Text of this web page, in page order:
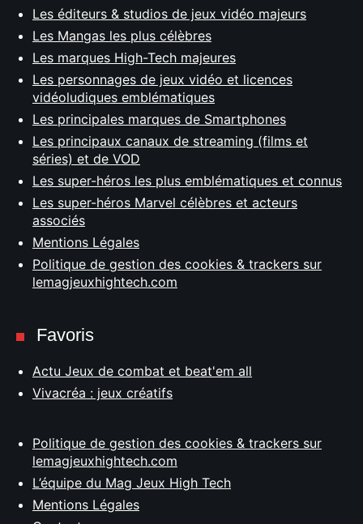
Les éditeurs & studios de jeux vidéo majeurs
Les Mangas les plus célèbres
Les marques High-Tech majeures
Les personnages de jeux vidéo et licences
vidéoludiques emblématiques
Les principales marques de Smartphones
Les principaux canaux de streaming (films et
séries) et de VOD
Les super-héros les plus emblématiques et connus
Les super-héros Marvel célèbres et acteurs
associés
Mentions Légales
Politique de gestion des cookies & trackers sur
lemagjeuxhightech.com
Favoris
Actu Jeux de combat et beat'em all
Vivacréa : jeux créatifs
Politique de gestion des cookies & trackers sur
lemagjeuxhightech.com
L’équipe du Mag Jeux High Tech
Mentions Légales